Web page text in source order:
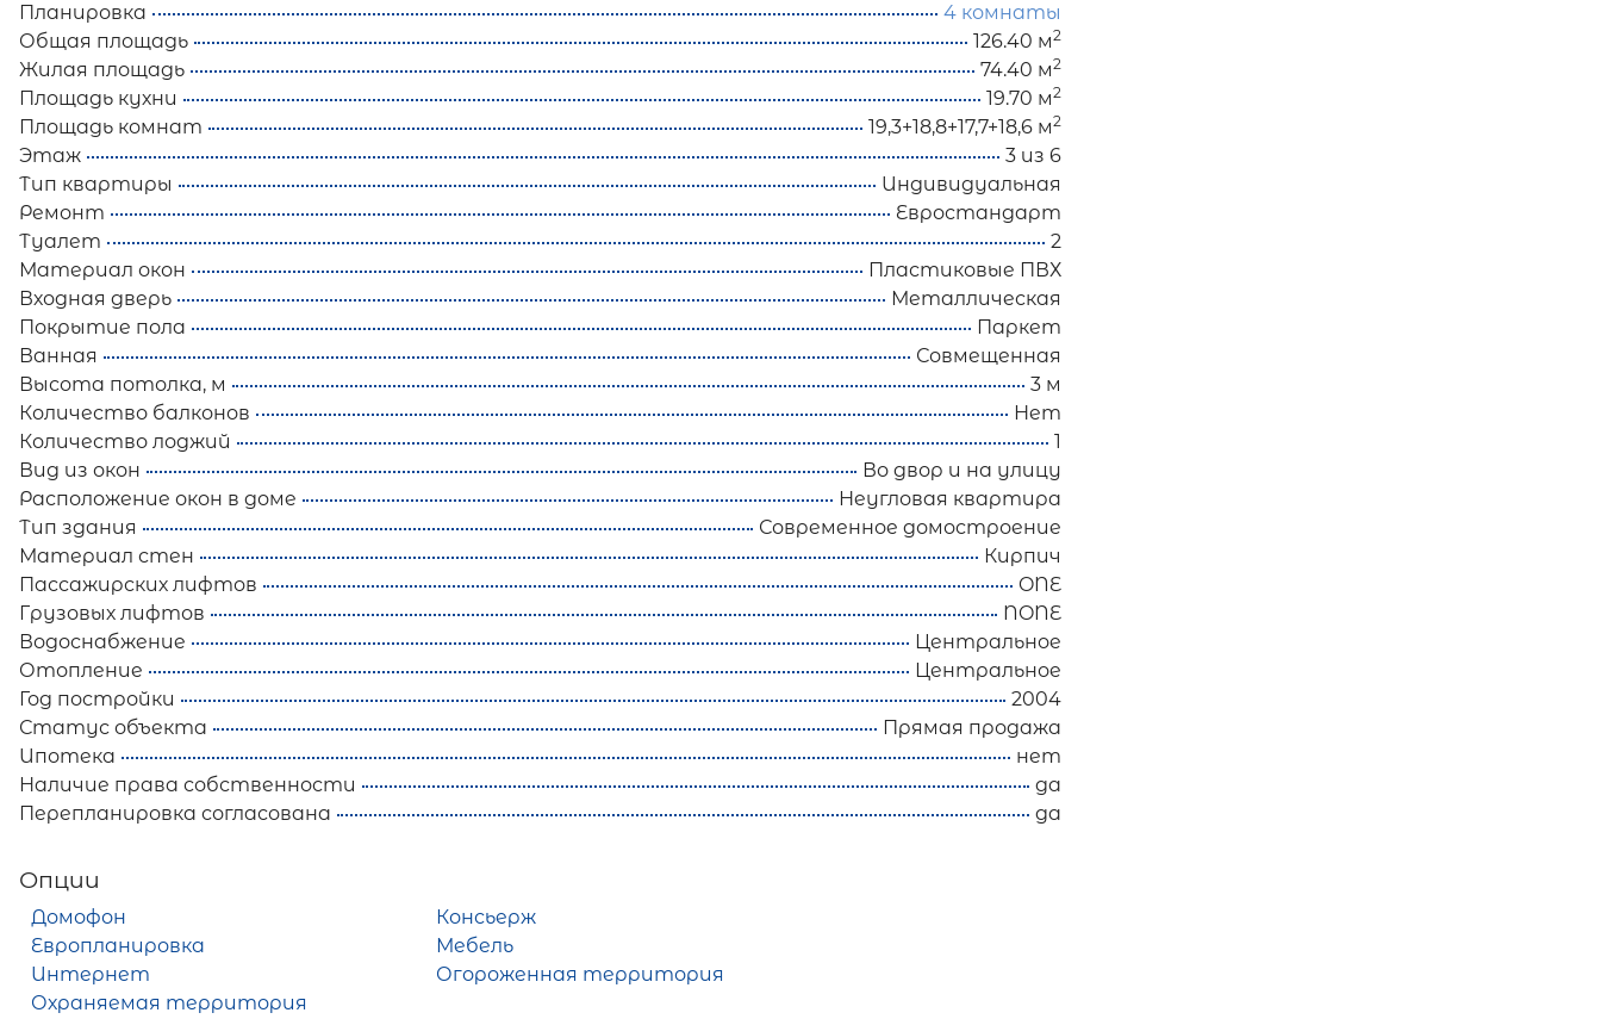
Планировка
4 комнаты
Общая площадь
126.40 м2
Жилая площадь 74.40 м2
Площадь кухни 19.70 м2
Площадь комнат 19,3+18,8+17,7+18,6 м2
Этаж
3 из 6
Тип квартиры
Индивидуальная
Ремонт
Евростандарт
Туалет
2
Материал окон
Пластиковые ПВХ
Входная дверь
Металлическая
Покрытие пола
Паркет
Ванная
Совмещенная
Высота потолка, м
3 м
Количество балконов
Нет
Количество лоджий
1
Вид из окон
Во двор и на улицу
Расположение окон в доме
Неугловая квартира
Тип здания
Современное домостроение
Материал стен
Кирпич
Пассажирских лифтов
ONE
Грузовых лифтов
NONE
Водоснабжение
Центральное
Отопление
Центральное
Год постройки
2004
Статус объекта
Прямая продажа
Ипотека
нет
Наличие права собственности
да
Перепланировка согласована
да
Опции
Домофон
Европланировка
Интернет
Консьерж
Мебель
Огороженная территория
Охраняемая территория